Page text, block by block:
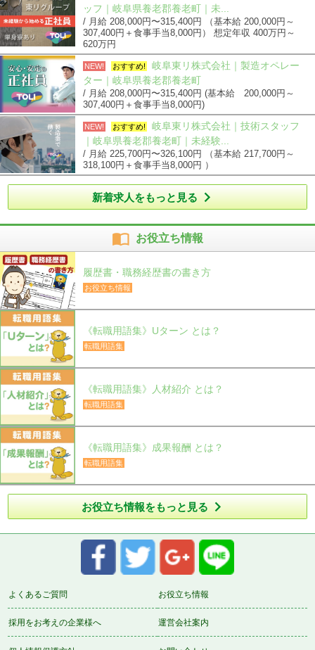
ッフ｜岐阜県養老郡養老町｜未...
/ 月給 208,000円〜315,400円 （基本給 200,000円～
307,400円＋食事手当8,000円） 想定年収 400万円～
620万円
NEW! おすすめ!
岐阜東リ株式会社｜製造オペレー
ター｜岐阜県養老郡養老町
/ 月給 208,000円〜315,400円 (基本給 200,000円～
307,400円＋食事手当8,000円)
NEW! おすすめ!
岐阜東リ株式会社｜技術スタッフ
｜岐阜県養老郡養老町｜未経験...
/ 月給 225,700円〜326,100円 （基本給 217,700円～
318,100円＋食事手当8,000円 ）
新着求人をもっと見る
 お役立ち情報
履歴書・職務経歴書の書き方
お役立ち情報
《転職用語集》Uターン とは？
転職用語集
《転職用語集》人材紹介 とは？
転職用語集
《転職用語集》成果報酬 とは？
転職用語集
お役立ち情報をもっと見る
よくあるご質問 お役立ち情報
採用をお考えの企業様へ 運営会社案内